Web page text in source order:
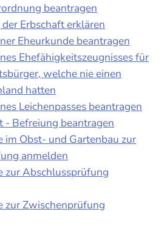
beantragen
Erbschaft erklären
Eheurkunde beantragen
Ehefähigkeitszeugnisses für
welche nie einen
hatten
Leichenpasses beantragen
Befreiung beantragen
im Obst- und Gartenbau zur
anmelden
zur Abschlussprüfung
zur Zwischenprüfung